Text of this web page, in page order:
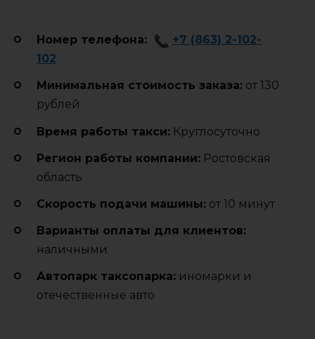
Номер телефона:
+7 (863) 2-102-
102
Минимальная стоимость заказа: от 130
рублей
Время работы такси: Круглосуточно
Регион работы компании: Ростовская
область
Cкорость подачи машины: от 10 минут
Варианты оплаты для клиентов:
наличными
Автопарк таксопарка: иномарки и
отечественные авто